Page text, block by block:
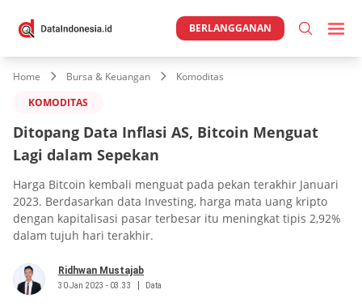
BERLANGGANAN
Home Bursa & Keuangan
Komoditas
KOMODITAS
Ditopang Data Inflasi AS, Bitcoin Menguat
Lagi dalam Sepekan
Harga Bitcoin kembali menguat pada pekan terakhir Januari
2023. Berdasarkan data Investing, harga mata uang kripto
dengan kapitalisasi pasar terbesar itu meningkat tipis 2,92%
dalam tujuh hari terakhir.
Ridhwan Mustajab
30 Jan 2023 - 03.33 Data